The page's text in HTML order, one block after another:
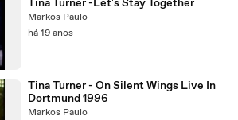
Tina Turner -Let's Stay Together
Markos Paulo
há 19 anos
Tina Turner - On Silent Wings Live In
Dortmund 1996
Markos Paulo